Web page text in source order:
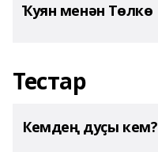
Ҡуян менән Төлкө
Тестар
Кемдең дуҫы кем?